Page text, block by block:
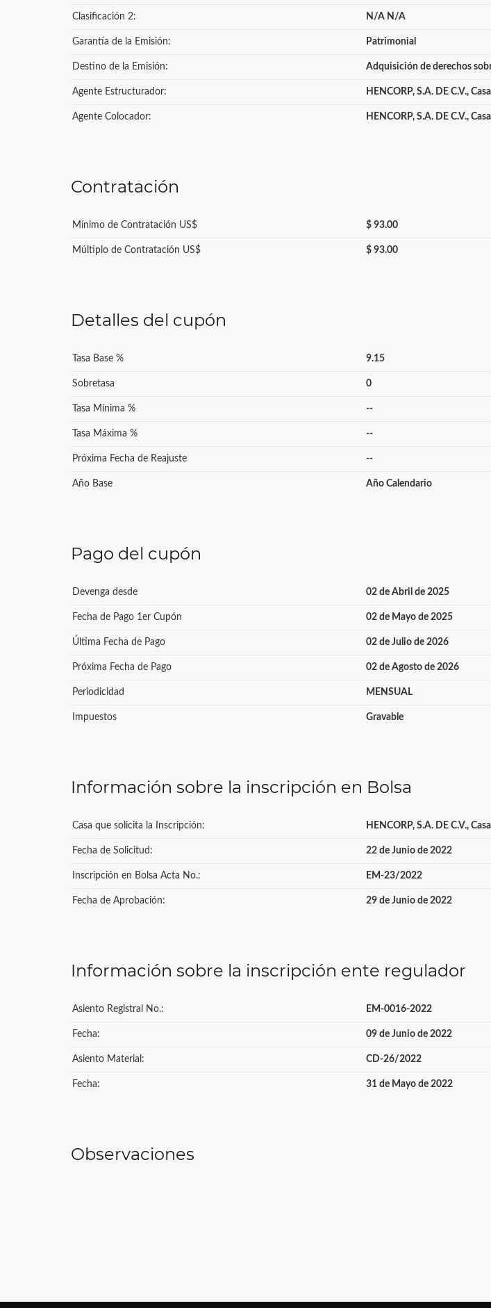
Clasificación 2: N/A N/A
Garantía de la Emisión: Patrimonial
Destino de la Emisión: Adquisición de derechos
Agente Estructurador: HENCORP, S.A. DE C.V.,
Agente Colocador: HENCORP, S.A. DE C.V.,
Contratación
Mínimo de Contratación US$ $ 93.00
Múltiplo de Contratación US$ $ 93.00
Detalles del cupón
Tasa Base % 9.15
Sobretasa 0
Tasa Mínima % --
Tasa Máxima % --
Próxima Fecha de Reajuste --
Año Base Año Calendario
Pago del cupón
Devenga desde 02 de Abril de 2025
Fecha de Pago 1er Cupón 02 de Mayo de 2025
Última Fecha de Pago 02 de Julio de 2026
Próxima Fecha de Pago 02 de Agosto de 2026
Periodicidad MENSUAL
Impuestos Gravable
Información sobre la inscripción en Bolsa
Casa que solicita la Inscripción: HENCORP, S.A. DE C.V.,
Fecha de Solicitud: 22 de Junio de 2022
Inscripción en Bolsa Acta No.: EM-23/2022
Fecha de Aprobación: 29 de Junio de 2022
Información sobre la inscripción ente regulador
Asiento Registral No.: EM-0016-2022
Fecha: 09 de Junio de 2022
Asiento Material: CD-26/2022
Fecha: 31 de Mayo de 2022
Observaciones